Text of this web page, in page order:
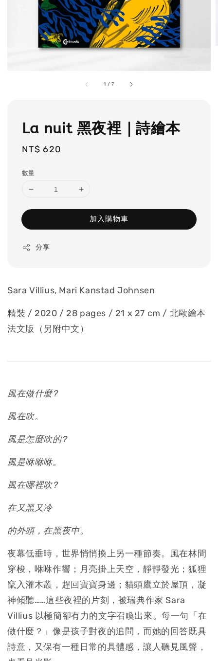
1 /7
La nuit 黑夜裡｜詩繪本
Regular
NT$ 620
數量
加入購物車
分享
Sara Villius, Mari Kanstad Johnsen
精裝 / 2020 / 28 pages / 21 x 27 cm / 北歐繪本
法文版（另附中文）
風在做什麼?
風在吹。
風是怎麼吹的?
風是咻咻咻。
風在哪裡吹?
在又黑又冷
的外頭，在黑夜中。
夜幕低垂時，世界悄悄換上另一種節奏。風在林間
穿梭，咻咻作響；月亮掛上天空，靜靜發光；狐狸
竄入灌木叢，趕回寶寶身邊；貓頭鷹立於屋頂，凝
神傾聽……這些夜裡的片刻，被瑞典作家 Sara
Villius 以極簡卻有力的文字召喚出來。每一句「在
做什麼？」像是孩子對夜的追問，而她的回答既具
詩意，又保有一種日常的具體感，讓人聽見風聲，